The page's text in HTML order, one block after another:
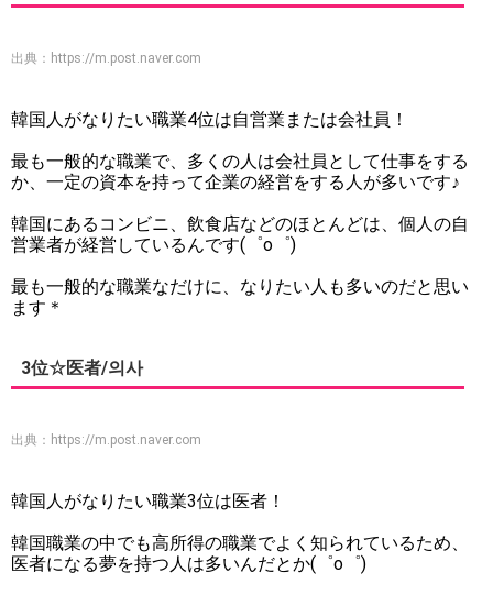
出典： https://m.post.naver.com
韓国人がなりたい職業4位は自営業または会社員！
最も一般的な職業で、多くの人は会社員として仕事をする
か、一定の資本を持って企業の経営をする人が多いです♪
韓国にあるコンビニ、飲食店などのほとんどは、個人の自
営業者が経営しているんです(゜o゜)
最も一般的な職業なだけに、なりたい人も多いのだと思い
ます＊
3位☆医者/의사
出典： https://m.post.naver.com
韓国人がなりたい職業3位は医者！
韓国職業の中でも高所得の職業でよく知られているため、
医者になる夢を持つ人は多いんだとか(゜o゜)